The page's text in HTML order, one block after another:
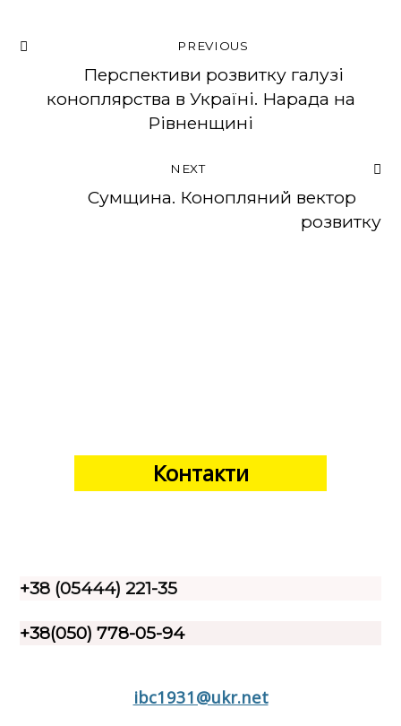
PREVIOUS
Перспективи розвитку галузі
коноплярства в Україні. Нарада на
Рівненщині
NEXT
Сумщина. Конопляний вектор
розвитку
Контакти
+38 (05444) 221-35
+38(050) 778-05-94
ibc1931@ukr.net